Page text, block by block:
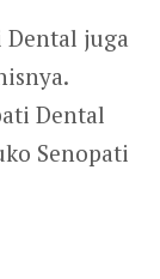
juga
Dental
Senopati